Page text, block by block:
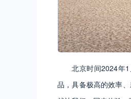
北京时间2024年
品，具备极高的效率